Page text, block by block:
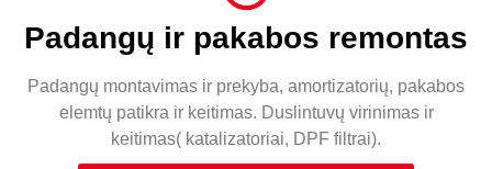
Padangų ir pakabos remontas
Padangų montavimas ir prekyba, amortizatorių, pakabos
elemtų patikra ir keitimas. Duslintuvų virinimas ir
keitimas( katalizatoriai, DPF filtrai).